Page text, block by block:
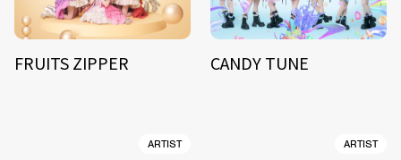
FRUITS ZIPPER CANDY TUNE
ARTIST ARTIST